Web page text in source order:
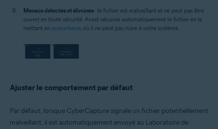
Menace détectée et éliminée : le fichier est malveillant et ne peut pas être
ouvert en toute sécurité. Avast sécurise automatiquement le fichier en le
mettant en quarantaine, où il ne peut pas nuire à votre système.
Ajuster le comportement par défaut
Par défaut, lorsque CyberCapture signale un fichier potentiellement
malveillant, il est automatiquement envoyé au Laboratoire de